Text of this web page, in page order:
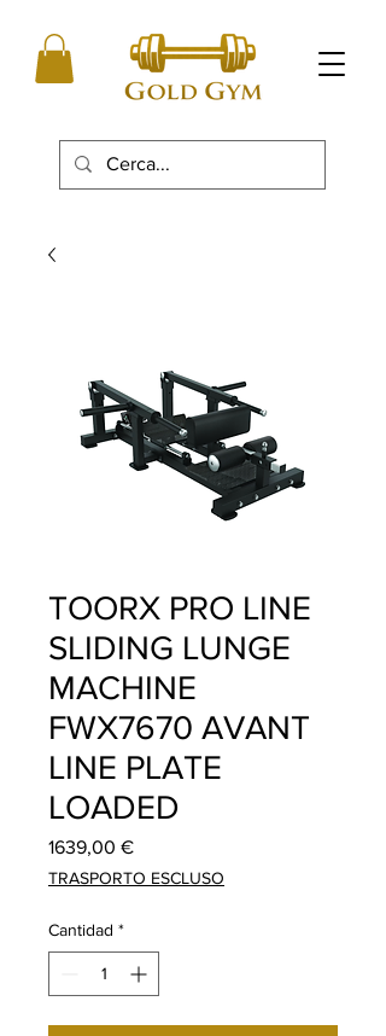
TOORX PRO LINE
SLIDING LUNGE
MACHINE
FWX7670 AVANT
LINE PLATE
LOADED
1639,00 €Precio
TRASPORTO ESCLUSO
Cantidad *